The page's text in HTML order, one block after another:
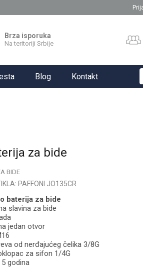
Brza isporuka
Na teritoriji Srbije
Blog Kontakt
za bide
BIDE
PAFFONI JO135CR
baterija za bide
slavina za bide
jedan otvor
od nerđajućeg čelika 3/8G
za sifon 1/4G
5 godina